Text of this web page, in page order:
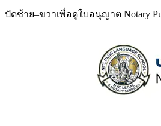
ปัดซ้าย–ขวาเพื่อดูใบอนุญาต Notary